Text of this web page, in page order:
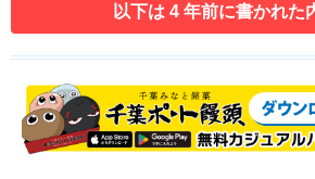
以下は 4 年前に書かれた